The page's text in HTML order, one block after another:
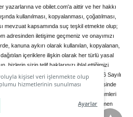
yazarlarına ve obilet.com'a aittir ve her hakkı
kullanılması, kopyalanması, çoğatılması,
mevzuat kapsamında suç teşkil etmekte olup;
adresinden iletişime geçmeniz ve onayımızı
kanuna aykırı olarak kullanılan, kopyalanan,
içeriklere ilişkin olarak her türlü yasal
bizlerin sizin telif haklarınızı ihlal ettiğimizi
adresine bildiriniz. Bildirimleriniz, 5846 Sayılı
Madde: 4/3 hükmü uyarınca 3 gün içerisinde
ihlalin varlığı halinde mevzuat hükümleri
içerikten çıkartılacak veya içerik tamamen
kişisel veri işlenmekte olup
hizmetlerinin sunulması
kampanyaları
kullanımınıza sunamayacağız.
inceleyiniz.
Ayarlar